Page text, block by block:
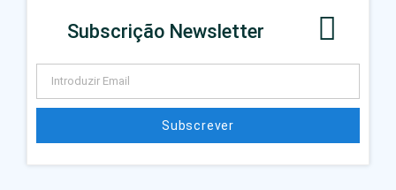
Subscrição Newsletter
Subscrever